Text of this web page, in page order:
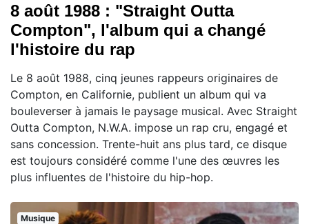
8 août 1988 : "Straight Outta
Compton", l'album qui a changé
l'histoire du rap
Le 8 août 1988, cinq jeunes rappeurs originaires de
Compton, en Californie, publient un album qui va
bouleverser à jamais le paysage musical. Avec Straight
Outta Compton, N.W.A. impose un rap cru, engagé et
sans concession. Trente-huit ans plus tard, ce disque
est toujours considéré comme l'une des œuvres les
plus influentes de l'histoire du hip-hop.
Musique